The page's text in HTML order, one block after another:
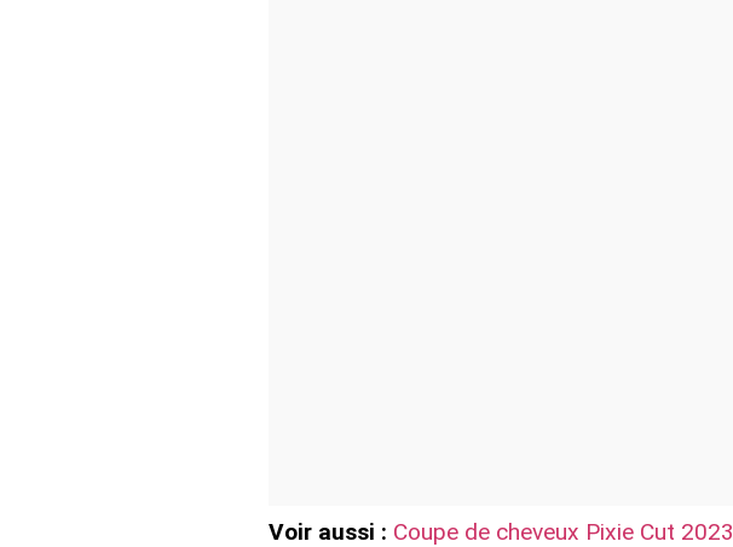
Voir aussi : Coupe de cheveux Pixie Cut 2023